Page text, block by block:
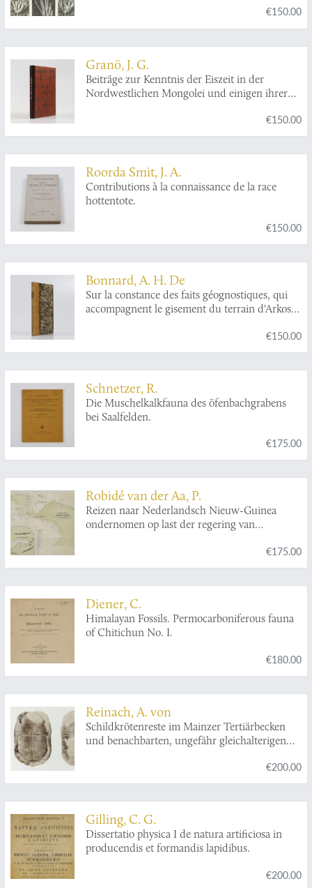
€150.00
Granö, J. G.
Beiträge zur Kenntnis der Eiszeit in der
Nordwestlichen Mongolei und einigen ihrer
Geomorphologische Studien aus den Jahren
1905, 1906, 1907 und 1909.
€150.00
Roorda Smit, J. A.
Contributions à la connaissance de la race
hottentote.
€150.00
Bonnard, A. H. De
Sur la constance des faits géognostiques, qui
accompagnent le gisement du terrain d'Arkose
€150.00
Schnetzer, R.
Die Muschelkalkfauna des öfenbachgrabens
bei Saalfelden.
€175.00
Robidé van der Aa, P.
Reizen naar Nederlandsch Nieuw-Guinea
ondernomen op last der regering van
1875-1876 door de heeren P. van den Crab en J.
E. Teysmann, J. G. Coorengel en A. J.
door P. J. B. C. Robidé van der Aa.
€175.00
Diener, C.
Himalayan Fossils. Permocarboniferous fauna
of Chitichun No. I.
€180.00
Reinach, A. von
Schildkrötenreste im Mainzer Tertiärbecken
und benachbarten, ungefähr gleichalterigen
€200.00
Gilling, C. G.
Dissertatio physica I de natura artificiosa in
producendis et formandis lapidibus.
€200.00